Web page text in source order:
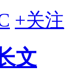
+关注
文